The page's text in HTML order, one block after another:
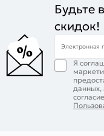
Будьте
скидок!
Электронная
Я
данных,